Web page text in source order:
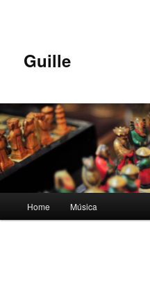
Guille
Home Música